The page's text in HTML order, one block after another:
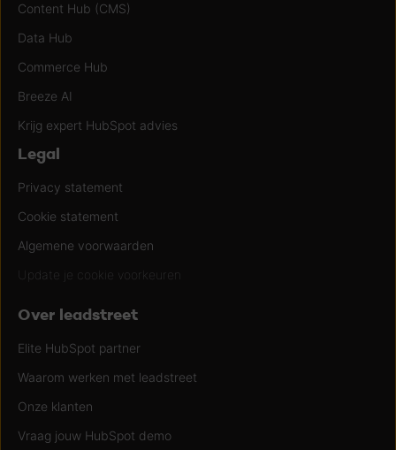
Content Hub (CMS)
Data Hub
Commerce Hub
Breeze AI
Krijg expert HubSpot advies
Legal
Privacy statement
Cookie statement
Algemene voorwaarden
Update je cookie voorkeuren
Over leadstreet
Elite HubSpot partner
Waarom werken met leadstreet
Onze klanten
Vraag jouw HubSpot demo